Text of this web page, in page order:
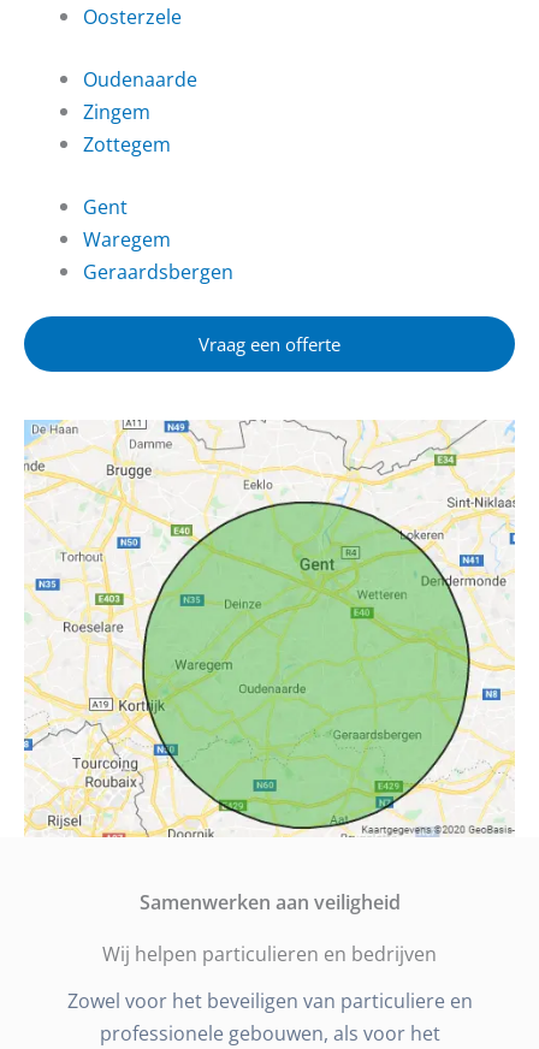
Oosterzele
Oudenaarde
Zingem
Zottegem
Gent
Waregem
Geraardsbergen
Vraag een offerte
Samenwerken aan veiligheid
Wij helpen particulieren en bedrijven
Zowel voor het beveiligen van particuliere en
professionele gebouwen, als voor het